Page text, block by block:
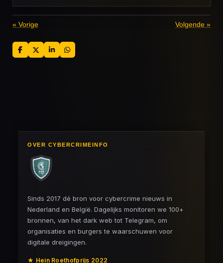
« Vorige Volgende »
D
e
D
e
S
h
D
e
OVER CYBERCRIMEINFO
Sinds 2017 dé bron voor cybercrime nieuws in
Nederland en België. Dagelijks monitoren we 100+
bronnen, van het dark web tot Telegram, om
organisaties en burgers te waarschuwen voor
digitale dreigingen.
★ Hein Roethofprijs 2022